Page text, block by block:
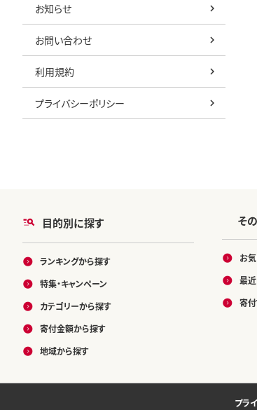
お知らせ
お問い合わせ
利用規約
プライバシーポリシー
目的別に探す
ランキングから探す
特集・キャンペーン
カテゴリーから探す
寄付金額から探す
地域から探す
そ
お
最
寄
プラ